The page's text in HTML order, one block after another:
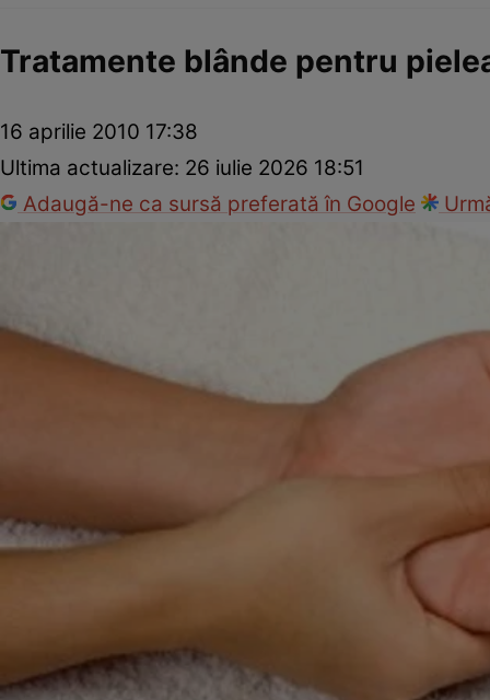
Tratamente blânde pentru
16 aprilie 2010 17:38
Ultima actualizare: 26 iulie 2026 18:51
Adaugă-ne ca sursă preferată în Google